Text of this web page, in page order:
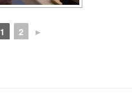
1 2 ►